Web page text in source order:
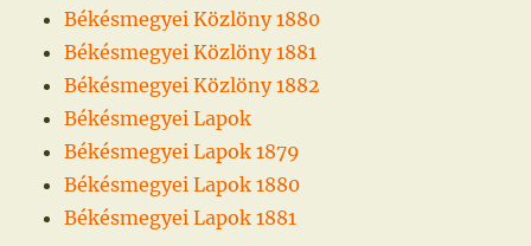
Békésmegyei Közlöny 1880
Békésmegyei Közlöny 1881
Békésmegyei Közlöny 1882
Békésmegyei Lapok
Békésmegyei Lapok 1879
Békésmegyei Lapok 1880
Békésmegyei Lapok 1881